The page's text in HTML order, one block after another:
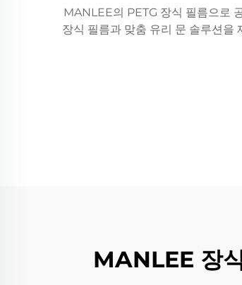
MANLEE의 PETG 장식 필름으로
장식 필름과 맞춤 유리 문 솔루션을
MANLEE 장